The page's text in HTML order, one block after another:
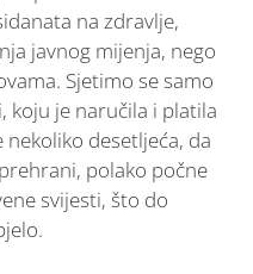
na zdravlje,
javnog mijenja, nego
Sjetimo se samo
koju je naručila i platila
desetljeća, da
polako počne
svijesti, što do